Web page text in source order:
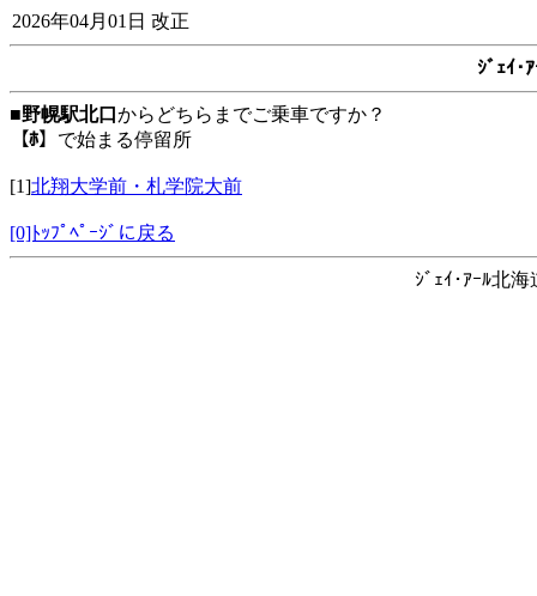
2026年04月01日 改正
ｼﾞｪｲ･
■野幌駅北口 からどちらまでご乗車ですか？
【ﾎ】 で始まる停留所
[1]北翔大学前・札学院大前
[0]ﾄｯﾌﾟﾍﾟｰｼﾞに戻る
ｼﾞｪｲ･ｱｰﾙ北